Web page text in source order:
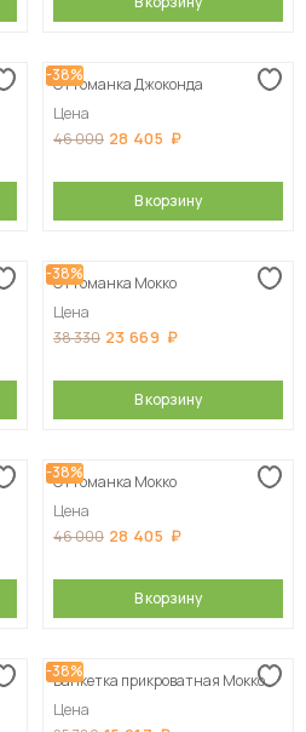
-38%
Оттоманка Джоконда
Цена
46 000 28 405
В корзину
-38%
Оттоманка Мокко
Цена
38 330 23 669
В корзину
-38%
Оттоманка Мокко
Цена
46 000 28 405
В корзину
-38%
Банкетка прикроватная Мокко
Цена